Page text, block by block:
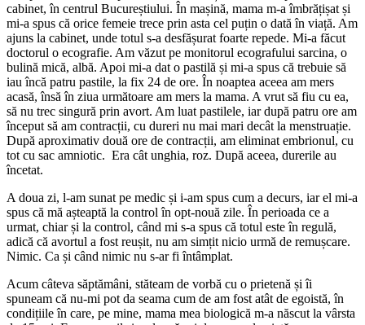
cabinet, în centrul Bucureștiului. În mașină, mama m-a îmbrățișat și
mi-a spus că orice femeie trece prin asta cel puțin o dată în viață. Am
ajuns la cabinet, unde totul s-a desfășurat foarte repede. Mi-a făcut
doctorul o ecografie. Am văzut pe monitorul ecografului sarcina, o
bulină mică, albă. Apoi mi-a dat o pastilă și mi-a spus că trebuie să
iau încă patru pastile, la fix 24 de ore. În noaptea aceea am mers
acasă, însă în ziua următoare am mers la mama. A vrut să fiu cu ea,
să nu trec singură prin avort. Am luat pastilele, iar după patru ore am
început să am contracții, cu dureri nu mai mari decât la menstruație.
După aproximativ două ore de contracții, am eliminat embrionul, cu
tot cu sac amniotic. Era cât unghia, roz. După aceea, durerile au
încetat.
A doua zi, l-am sunat pe medic și i-am spus cum a decurs, iar el mi-a
spus că mă așteaptă la control în opt-nouă zile. În perioada ce a
urmat, chiar și la control, când mi s-a spus că totul este în regulă,
adică că avortul a fost reușit, nu am simțit nicio urmă de remușcare.
Nimic. Ca și când nimic nu s-ar fi întâmplat.
Acum câteva săptămâni, stăteam de vorbă cu o prietenă și îi
spuneam că nu-mi pot da seama cum de am fost atât de egoistă, în
condițiile în care, pe mine, mama mea biologică m-a născut la vârsta